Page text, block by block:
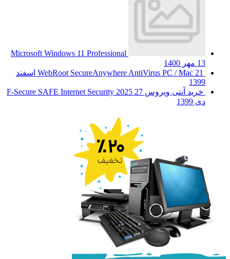
Microsoft Windows 11 Professional
13 مهر 1400
WebRoot SecureAnywhere AntiVirus PC / Mac 21 اسفند
1399
خرید آنتی ویروس F-Secure SAFE Internet Security 2025 27
دی 1399